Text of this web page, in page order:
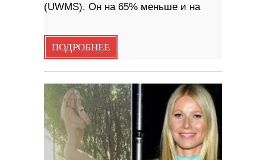
(UWMS). Он на 65% меньше и на
ПОДРОБНЕЕ